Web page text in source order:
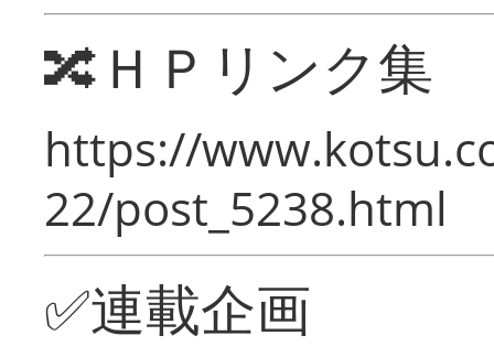
🔀ＨＰリンク集
https://
22/post_5238.html
✅連載企画